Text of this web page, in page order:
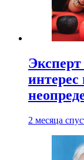
интерес
2 месяца